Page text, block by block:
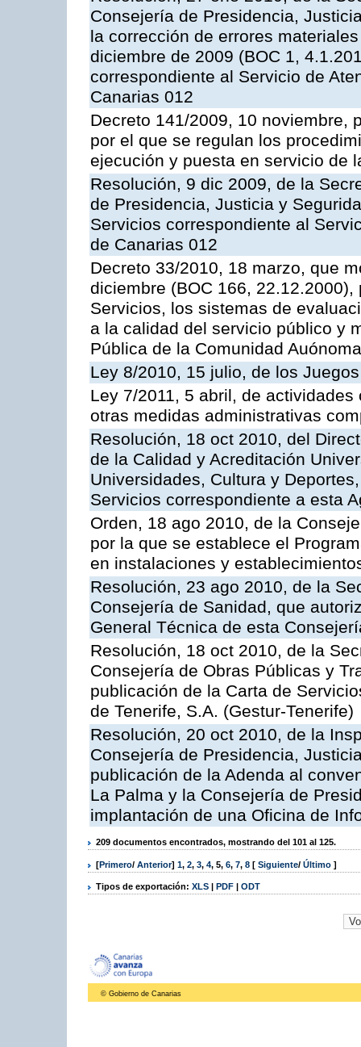
Consejería de Presidencia,
la corrección de errores
diciembre de 2009 (BOC 1,
correspondiente al Servicio de
Canarias 012
Decreto 141/2009, 10 noviembre,
por el que se regulan los
ejecución y puesta en servicio de
Resolución, 9 dic 2009, de la
de Presidencia, Justicia y
Servicios correspondiente al
de Canarias 012
Decreto 33/2010, 18 marzo, que
diciembre (BOC 166,
Servicios, los sistemas de
a la calidad del servicio público y
Pública de la Comunidad
Ley 8/2010, 15 julio, de los
Ley 7/2011, 5 abril, de
otras medidas administrativas
Resolución, 18 oct 2010, del
de la Calidad y Acreditación
Universidades, Cultura y
Servicios correspondiente a esta
Orden, 18 ago 2010, de la
por la que se establece el
en instalaciones y
Resolución, 23 ago 2010, de la
Consejería de Sanidad, que
General Técnica de esta
Resolución, 18 oct 2010, de la
Consejería de Obras Públicas y
publicación de la Carta de
de Tenerife, S.A. (Gestur-Tenerife)
Resolución, 20 oct 2010, de la
Consejería de Presidencia,
publicación de la Adenda al
La Palma y la Consejería de
implantación de una Oficina de
209 documentos encontrados, mostrando del 101 al 125.
[Primero/ Anterior] 1, 2, 3, 4, 5, 6, 7, 8 [ Siguiente/ Último ]
Tipos de exportación: XLS | PDF | ODT
© Gobierno de Canarias